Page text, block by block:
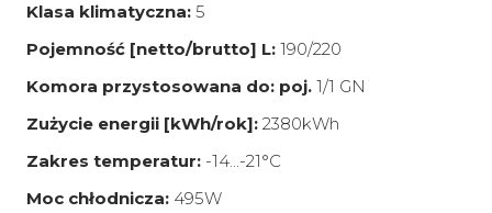
Klasa klimatyczna: 5
Pojemność [netto/brutto] L: 190/220
Komora przystosowana do: poj. 1/1 GN
Zużycie energii [kWh/rok]: 2380kWh
Zakres temperatur: -14...-21°C
Moc chłodnicza: 495W